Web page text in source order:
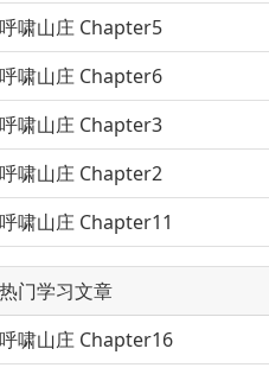
呼啸山庄 Chapter5
呼啸山庄 Chapter6
呼啸山庄 Chapter3
呼啸山庄 Chapter2
呼啸山庄 Chapter11
热门学习文章
呼啸山庄 Chapter16